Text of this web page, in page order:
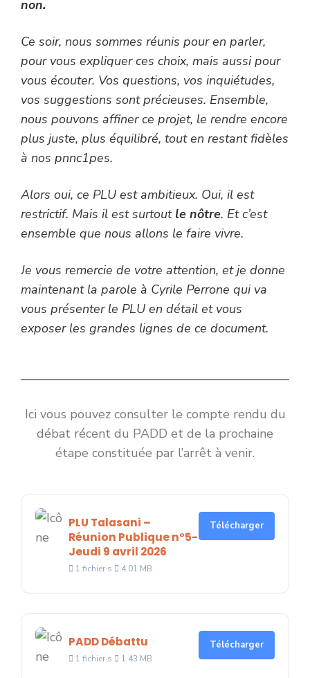
non.
Ce soir, nous sommes réunis pour en parler,
pour vous expliquer ces choix, mais aussi pour
vous écouter. Vos questions, vos inquiétudes,
vos suggestions sont précieuses. Ensemble,
nous pouvons affiner ce projet, le rendre encore
plus juste, plus équilibré, tout en restant fidèles
à nos pnnc1pes.
Alors oui, ce PLU est ambitieux. Oui, il est
restrictif. Mais il est surtout le nôtre. Et c’est
ensemble que nous allons le faire vivre.
Je vous remercie de votre attention, et je donne
maintenant la parole à Cyrile Perrone qui va
vous présenter le PLU en détail et vous
exposer les grandes lignes de ce document.
Ici vous pouvez consulter le compte rendu du
débat récent du PADD et de la prochaine
étape constituée par l’arrêt à venir.
PLU Talasani –
Réunion Publique n°5-
Jeudi 9 avril 2026
1 fichier·s 4.01 MB
Télécharger
PADD Débattu
1 fichier·s 1.43 MB
Télécharger